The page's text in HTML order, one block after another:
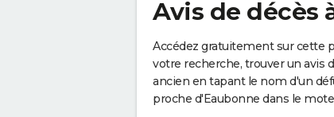
Avis de décès
Accédez gratuitement sur cette
votre recherche, trouver un avis
ancien en tapant le nom d'un
proche d'Eaubonne dans le